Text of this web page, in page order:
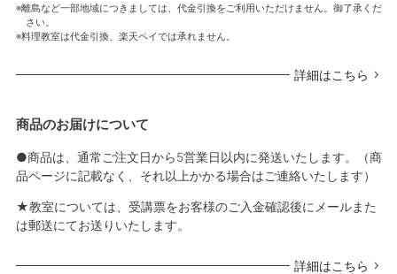
離島など一部地域につきましては、代金引換をご利用いただけません。御了承くだ
さい。
料理教室は代金引換、楽天ペイでは承れません。
詳細はこちら
商品のお届けについて
●商品は、通常ご注文日から5営業日以内に発送いたします。（商
品ページに記載なく、それ以上かかる場合はご連絡いたします）
★教室については、受講票をお客様のご入金確認後にメールまた
は郵送にてお送りいたします。
詳細はこちら